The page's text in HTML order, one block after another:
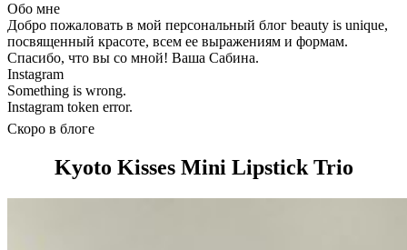
Обо мне
Добро пожаловать в мой персональный блог beauty is unique,
посвященный красоте, всем ее выражениям и формам.
Спасибо, что вы со мной! Ваша Сабина.
Instagram
Something is wrong.
Instagram token error.
Скоро в блоге
Kyoto Kisses Mini Lipstick Trio